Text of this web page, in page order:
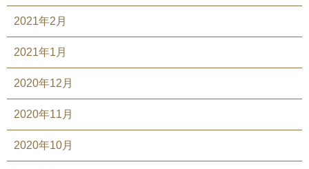
2021年2月
2021年1月
2020年12月
2020年11月
2020年10月